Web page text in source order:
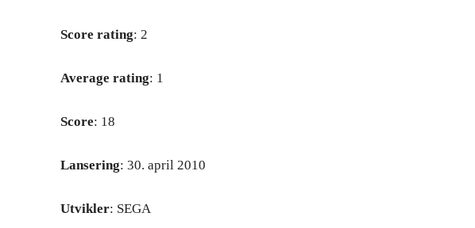
Score rating: 2
Average rating: 1
Score: 18
Lansering: 30. april 2010
Utvikler: SEGA